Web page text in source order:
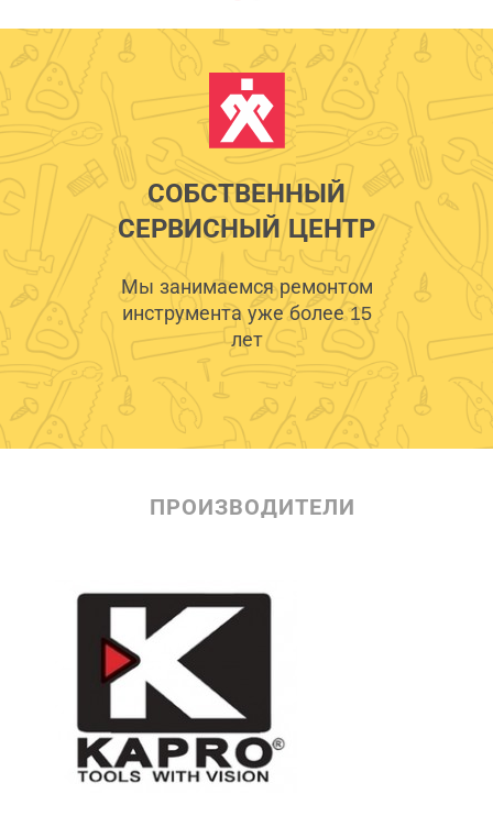
СОБСТВЕННЫЙ
СЕРВИСНЫЙ ЦЕНТР
Мы занимаемся ремонтом
инструмента уже более 15
лет
ПРОИЗВОДИТЕЛИ